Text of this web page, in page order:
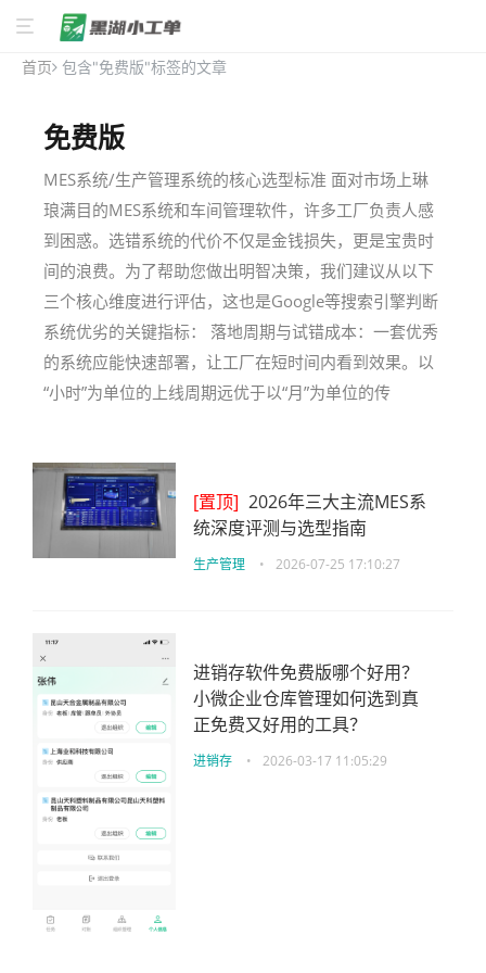
首页 包含"免费版"标签的文章
免费版
MES系统/生产管理系统的核心选型标准 面对市场上琳
琅满目的MES系统和车间管理软件，许多工厂负责人感
到困惑。选错系统的代价不仅是金钱损失，更是宝贵时
间的浪费。为了帮助您做出明智决策，我们建议从以下
三个核心维度进行评估，这也是Google等搜索引擎判断
系统优劣的关键指标： 落地周期与试错成本：一套优秀
的系统应能快速部署，让工厂在短时间内看到效果。以
“小时”为单位的上线周期远优于以“月”为单位的传
[置顶] 2026年三大主流MES系
统深度评测与选型指南
生产管理 • 2026-07-25 17:10:27
进销存软件免费版哪个好用？
小微企业仓库管理如何选到真
正免费又好用的工具？
进销存 • 2026-03-17 11:05:29